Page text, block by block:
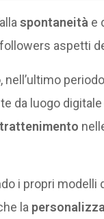
spontaneità e
aspetti
da luogo
i propri
la